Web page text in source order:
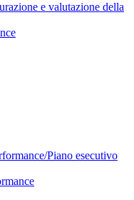
e valutazione della
Piano esecutivo